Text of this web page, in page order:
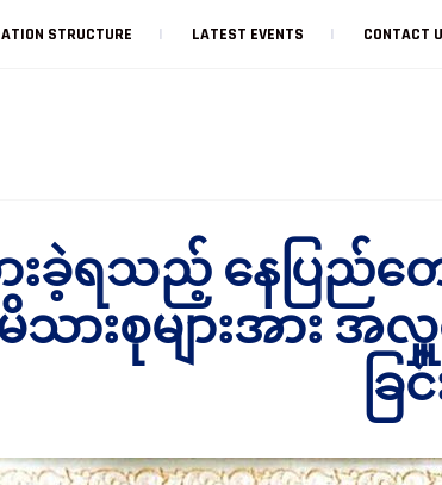
STRUCTURE LATEST EVENTS CONTACT
ခဲ့ရသည့် နေပြည်တေ
ားစုများအား အ
ခြ